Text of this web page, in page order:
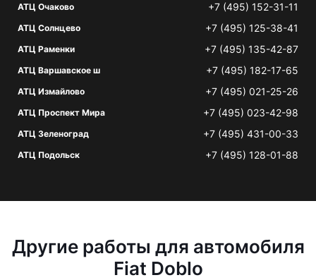
АТЦ Очаково +7 (495) 152-31-11
АТЦ Солнцево +7 (495) 125-38-41
АТЦ Раменки +7 (495) 135-42-87
АТЦ Варшавское ш +7 (495) 182-17-65
АТЦ Измайлово +7 (495) 021-25-26
АТЦ Проспект Мира +7 (495) 023-42-98
АТЦ Зеленоград +7 (495) 431-00-33
АТЦ Подольск +7 (495) 128-01-88
Другие работы для автомобиля
Fiat Doblo